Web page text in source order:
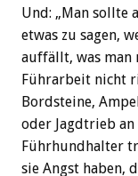
Und: „Man sollte
etwas zu sagen,
auffällt, was man
Führarbeit nicht
Bordsteine,
oder Jagdtrieb an
Führhundhalter
sie Angst haben,